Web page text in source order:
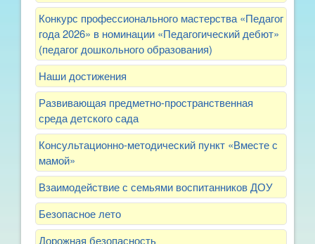
Конкурс профессионального мастерства «Педагог
года 2026» в номинации «Педагогический дебют»
(педагог дошкольного образования)
Наши достижения
Развивающая предметно-пространственная
среда детского сада
Консультационно-методический пункт «Вместе с
мамой»
Взаимодействие с семьями воспитанников ДОУ
Безопасное лето
Дорожная безопасность